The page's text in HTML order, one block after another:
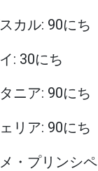
カル: 90にち
: 30にち
ニア: 90にち
リア: 90にち
・プリンシペ